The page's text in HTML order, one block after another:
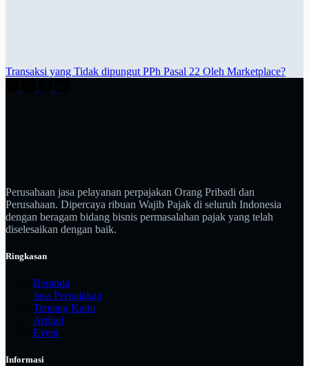
Transaksi yang Tidak dipungut PPh Pasal 22 Oleh Marketplace?
Perusahaan jasa pelayanan perpajakan Orang Pribadi dan
Perusahaan. Dipercaya ribuan Wajib Pajak di seluruh Indonesia
dengan beragam bidang bisnis permasalahan pajak yang telah
diselesaikan dengan baik.
Ringkasan
Beranda
Jasa Perpajakan
Tentang Kami
Artikel
Event
Informasi